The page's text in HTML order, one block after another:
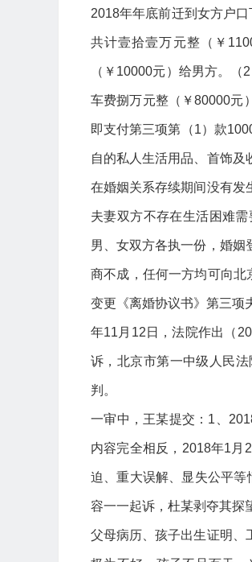
2018年年底前迁到女方户
共计壹拾壹万元整（￥
（￥10000元）给男方。
车费捌万元整（￥80000元
即支付第三项第（1）款
自的私人生活用品、首饰
在婚姻关系存续期间没有发
夫妻双方不存在生活困难
男、女双方各执一份，婚姻
商不成，任何一方均可向北
变更《离婚协议书》第三项
年11月12日，法院作出（
诉，北京市第一中级人民
判。
一审中，王某提交：1、
内容完全相反，2018年1月
迫、重大误解、显失公平
容一一起诉，杜某剥夺其探
父母病历、孩子出生证明、